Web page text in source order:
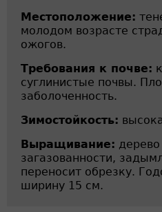
Местоположение:
молодом возрасте
ожогов.
Требования к почве:
суглинистые почвы.
заболоченность.
Зимостойкость:
Выращивание: дерево
загазованности,
переносит обрезку.
ширину 15 см.